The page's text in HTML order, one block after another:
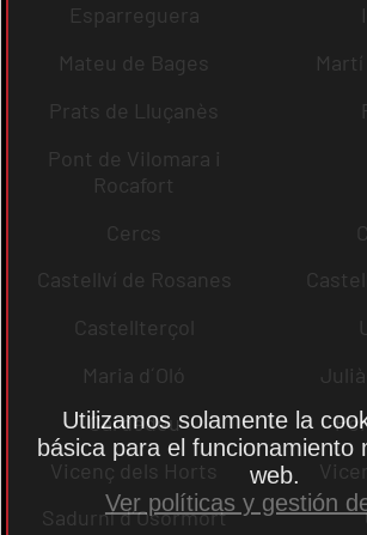
Esparreguera
Mateu de Bages
Prats de Lluçanès
Pont de Vilomara i
Rocafort
Cercs
Castellví de Rosanes
Castellterçol
Maria d´Oló
Cardedeu
Vicenç dels Horts
Sadurní d´Osormort
Utilizamos solamente la
básica para el funcionamiento
web.
Ver políticas y gestión